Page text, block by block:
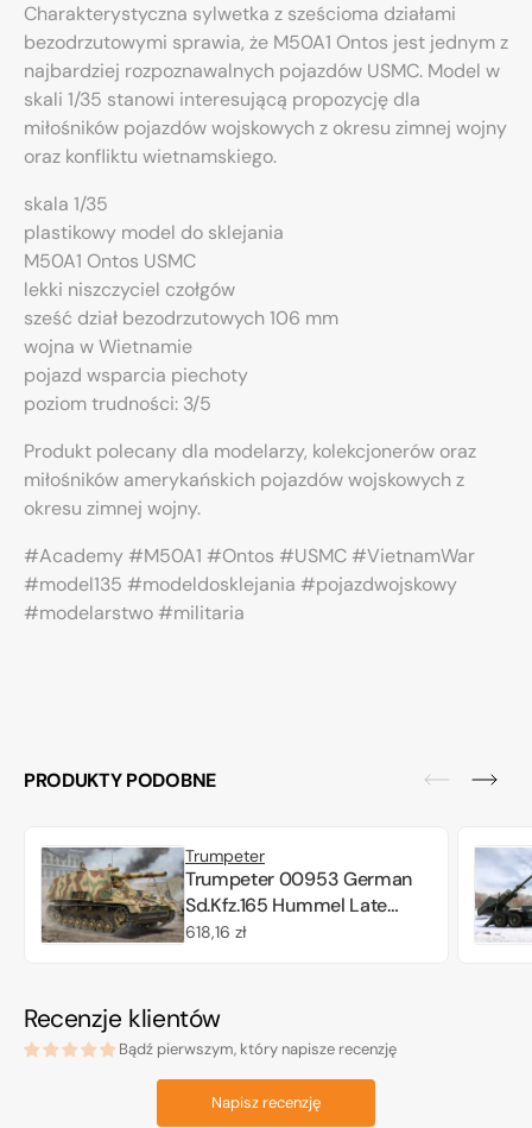
Charakterystyczna sylwetka z sześcioma działami
bezodrzutowymi sprawia, że M50A1 Ontos jest jednym z
najbardziej rozpoznawalnych pojazdów USMC. Model w
skali 1/35 stanowi interesującą propozycję dla
miłośników pojazdów wojskowych z okresu zimnej wojny
oraz konfliktu wietnamskiego.
skala 1/35
plastikowy model do sklejania
M50A1 Ontos USMC
lekki niszczyciel czołgów
sześć dział bezodrzutowych 106 mm
wojna w Wietnamie
pojazd wsparcia piechoty
poziom trudności: 3/5
Produkt polecany dla modelarzy, kolekcjonerów oraz
miłośników amerykańskich pojazdów wojskowych z
okresu zimnej wojny.
#Academy #M50A1 #Ontos #USMC #VietnamWar
#model135 #modeldosklejania #pojazdwojskowy
#modelarstwo #militaria
PRODUKTY PODOBNE
Trumpeter
Trumpeter 00953 German
Sd.Kfz.165 Hummel Late
Production 1/16
Cena
618,16 zł
Recenzje klientów
Bądź pierwszym, który napisze recenzję
Napisz recenzję